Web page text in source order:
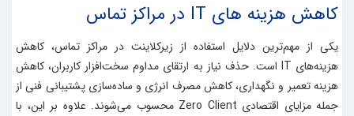
کاهش هزینه‌ های IT در مراکز تماس
یکی از مهم‌ترین دلایل استفاده از زیرکلاینت در مراکز تماس، کاهش
هزینه‌های IT است. حذف نیاز به ارتقای مداوم سخت‌افزار کاربران، کاهش
هزینه تعمیر و نگهداری، کاهش مصرف انرژی و ساده‌سازی پشتیبانی فنی از
جمله مزایای اقتصادی Zero Client محسوب می‌شوند. علاوه بر این، با